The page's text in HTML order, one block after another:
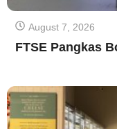
August 7, 2026
FTSE Pangkas